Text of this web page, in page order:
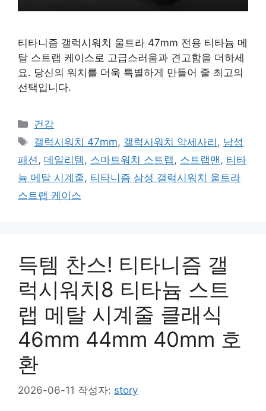
티타니즘 갤럭시워치 울트라 47mm 전용 티타늄 메
탈 스트랩 케이스로 고급스러움과 견고함을 더하세
요. 당신의 워치를 더욱 특별하게 만들어 줄 최고의
선택입니다.
카
테
리
건강
태
그
갤럭시워치 47mm, 갤럭시워치 악세사리 , 남성
패션 , 데일리템 , 스마트워치 스트랩 , 스트랩맨 , 티타
늄 메탈 시계줄, 티타니즘 삼성 갤럭시워치 울트라
스트랩 케이스
득템 찬스! 티타니즘 갤
럭시워치8 티타늄 스트
랩 메탈 시계줄 클래식
46mm 44mm 40mm 호
환
2026-06-11 작성자: story